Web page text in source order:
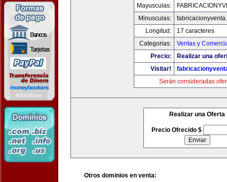
Mayusculas:
Minusculas:
Longitud:
17 caracteres
Categorias:
Ventas y
Precio:
Realizar una
Visitar!
Serán consideradas
Realizar una Oferta
Precio Ofrecido $
Otros dominios en venta: